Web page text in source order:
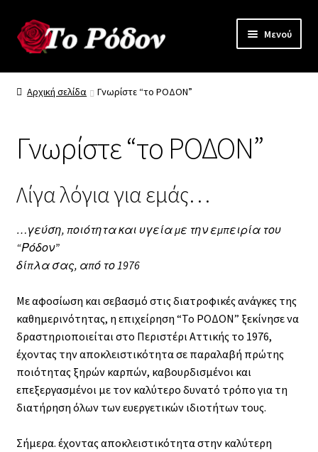
Απευθείας
μετάβαση
Μετάβαση
σε
Μενού
Γνωρίστε “το Ρόδον”
Προϊόντα Χονδρικής
Επικοινωνία
Αρχική σελίδα Γνωρίστε “το ΡΟΔΟΝ”
Γνωρίστε “το ΡΟΔΟΝ”
Λίγα λόγια για εμάς…
…γεύση, ποιότητα και υγεία με την εμπειρία του
“Ρόδον”
δίπλα σας, από το 1976
Με αφοσίωση και σεβασμό στις διατροφικές ανάγκες της
καθημερινότητας, η επιχείρηση “Το ΡΟΔΟΝ” ξεκίνησε να
δραστηριοποιείται στο Περιστέρι Αττικής το 1976,
έχοντας την αποκλειστικότητα σε παραλαβή πρώτης
ποιότητας ξηρών καρπών, καβουρδισμένοι και
επεξεργασμένοι με τον καλύτερο δυνατό τρόπο για τη
διατήρηση όλων των ευεργετικών ιδιοτήτων τους.
Σήμερα. έχοντας αποκλειστικότητα στην καλύτερη